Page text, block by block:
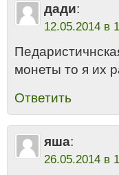
дади:
12.05.2014 в
монеты то я их
Ответить
яша:
26.05.2014 в